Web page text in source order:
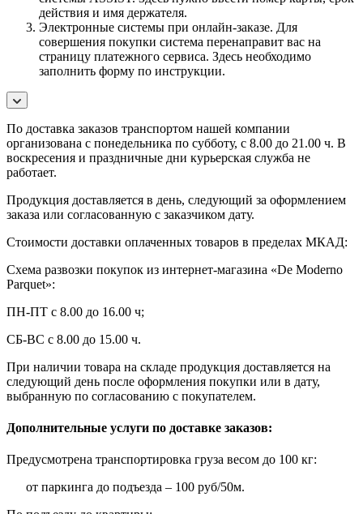
действия и имя держателя.
Электронные системы при онлайн-заказе. Для
совершения покупки система перенаправит вас на
страницу платежного сервиса. Здесь необходимо
заполнить форму по инструкции.
По доставка заказов транспортом нашей компании
организована с понедельника по субботу, с 8.00 до 21.00 ч. В
воскресения и праздничные дни курьерская служба не
работает.
Продукция доставляется в день, следующий за оформлением
заказа или согласованную с заказчиком дату.
Стоимости доставки оплаченных товаров в пределах МКАД:
Схема развозки покупок из интернет-магазина «De Moderno
Parquet»:
ПН-ПТ с 8.00 до 16.00 ч;
СБ-ВС с 8.00 до 15.00 ч.
При наличии товара на складе продукция доставляется на
следующий день после оформления покупки или в дату,
выбранную по согласованию с покупателем.
Дополнительные услуги по доставке заказов:
Предусмотрена транспортировка груза весом до 100 кг:
от паркинга до подъезда – 100 руб/50м.